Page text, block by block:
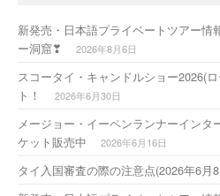
新発売・日本語プライベートツアー情
ー洞窟❣
2026年8月6日
スコータイ・キャンドルショー2026(
ト！
2026年6月30日
メージョー・イーペンランナーインタ
ケット販売中
2026年6月16日
タイ入国審査の際の注意点(2026年6月